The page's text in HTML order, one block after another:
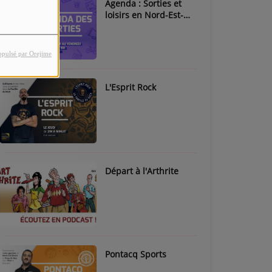
par Orejime
Agenda : Sorties et
loisirs en Nord-Est-
L'Esprit Rock
Départ à l'Arthrite
Pontacq Sports